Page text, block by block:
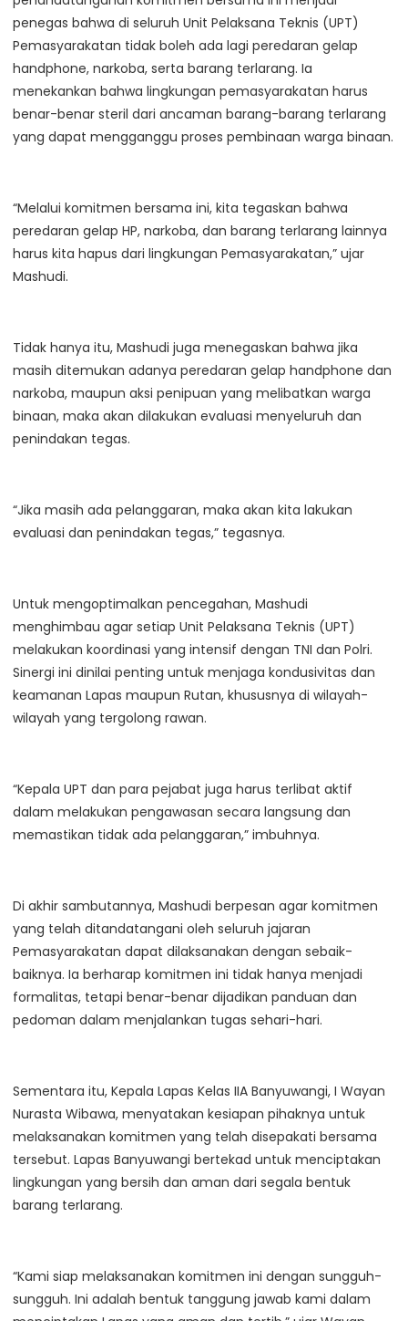
penegas bahwa di seluruh Unit Pelaksana Teknis (UPT)
Pemasyarakatan tidak boleh ada lagi peredaran gelap
handphone, narkoba, serta barang terlarang. Ia
menekankan bahwa lingkungan pemasyarakatan harus
benar-benar steril dari ancaman barang-barang terlarang
yang dapat mengganggu proses pembinaan warga binaan.
“Melalui komitmen bersama ini, kita tegaskan bahwa
peredaran gelap HP, narkoba, dan barang terlarang lainnya
harus kita hapus dari lingkungan Pemasyarakatan,” ujar
Mashudi.
Tidak hanya itu, Mashudi juga menegaskan bahwa jika
masih ditemukan adanya peredaran gelap handphone dan
narkoba, maupun aksi penipuan yang melibatkan warga
binaan, maka akan dilakukan evaluasi menyeluruh dan
penindakan tegas.
“Jika masih ada pelanggaran, maka akan kita lakukan
evaluasi dan penindakan tegas,” tegasnya.
Untuk mengoptimalkan pencegahan, Mashudi
menghimbau agar setiap Unit Pelaksana Teknis (UPT)
melakukan koordinasi yang intensif dengan TNI dan Polri.
Sinergi ini dinilai penting untuk menjaga kondusivitas dan
keamanan Lapas maupun Rutan, khususnya di wilayah-
wilayah yang tergolong rawan.
“Kepala UPT dan para pejabat juga harus terlibat aktif
dalam melakukan pengawasan secara langsung dan
memastikan tidak ada pelanggaran,” imbuhnya.
Di akhir sambutannya, Mashudi berpesan agar komitmen
yang telah ditandatangani oleh seluruh jajaran
Pemasyarakatan dapat dilaksanakan dengan sebaik-
baiknya. Ia berharap komitmen ini tidak hanya menjadi
formalitas, tetapi benar-benar dijadikan panduan dan
pedoman dalam menjalankan tugas sehari-hari.
Sementara itu, Kepala Lapas Kelas IIA Banyuwangi, I Wayan
Nurasta Wibawa, menyatakan kesiapan pihaknya untuk
melaksanakan komitmen yang telah disepakati bersama
tersebut. Lapas Banyuwangi bertekad untuk menciptakan
lingkungan yang bersih dan aman dari segala bentuk
barang terlarang.
“Kami siap melaksanakan komitmen ini dengan sungguh-
sungguh. Ini adalah bentuk tanggung jawab kami dalam